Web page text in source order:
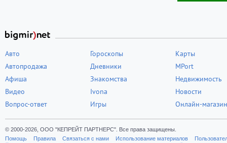
Авто
Автопродажа
Афиша
Видео
Вопрос-ответ
Гороскопы
Дневники
Знакомства
Ivona
Игры
Карты
MPort
Недвижимость
Новости
Онлайн-магазин
© 2000-2026, ООО "КЕПРЕЙТ ПАРТНЕРС". Все права защищены.
Помощь
Правила Связаться с нами Использование материалов